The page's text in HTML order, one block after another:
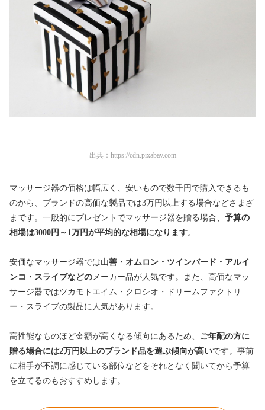
出典： https://cdn.pixabay.com
マッサージ器の価格は幅広く、安いもので数千円で購入できるも
のから、ブランドの高価な製品では3万円以上する場合などさまざ
まです。一般的にプレゼントでマッサージ器を贈る場合、 予算の
相場は3000円～1万円が平均的な相場になります。
安価なマッサージ器では山善・オムロン・ツインバード・アルイ
ンコ・スライブなどのメーカー品が人気です。また、高価なマッ
サージ器ではツカモトエイム・クロシオ・ドリームファクトリ
ー・スライブの製品に人気があります。
高性能なものほど金額が高くなる傾向にあるため、 ご年配の方に
贈る場合には2万円以上のブランド品を選ぶ傾向が高いです。事前
に相手が不調に感じている部位などをそれとなく聞いてから予算
を立てるのもおすすめします。